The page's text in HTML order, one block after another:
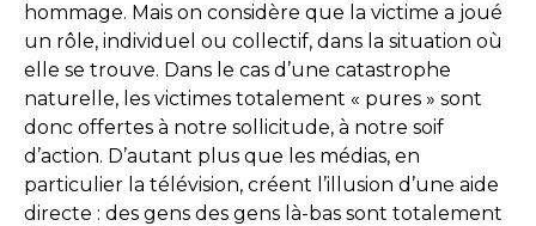
hommage. Mais on considère que la victime a joué
un rôle, individuel ou collectif, dans la situation où
elle se trouve. Dans le cas d’une catastrophe
naturelle, les victimes totalement « pures » sont
donc offertes à notre sollicitude, à notre soif
d’action. D’autant plus que les médias, en
particulier la télévision, créent l’illusion d’une aide
directe : des gens des gens là-bas sont totalement